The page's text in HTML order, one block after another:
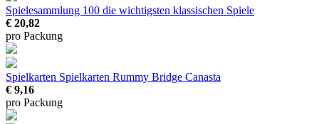
Spielesammlung 100 die wichtigsten klassischen Spiele
€ 20,82
pro Packung
Spielkarten Spielkarten Rummy Bridge Canasta
€ 9,16
pro Packung